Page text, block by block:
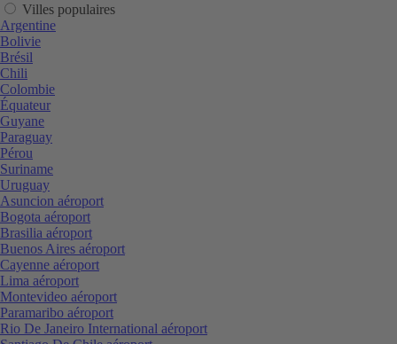
Villes populaires
Argentine
Bolivie
Brésil
Chili
Colombie
Équateur
Guyane
Paraguay
Pérou
Suriname
Uruguay
Asuncion aéroport
Bogota aéroport
Brasilia aéroport
Buenos Aires aéroport
Cayenne aéroport
Lima aéroport
Montevideo aéroport
Paramaribo aéroport
Rio De Janeiro International aéroport